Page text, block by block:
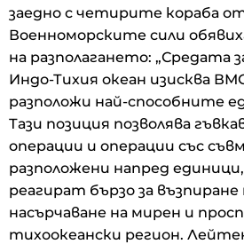
заедно с четирите кораба от
Военноморските сили
на разполагането: „Средата
Индо-Тихия океан изисква
разположи най-способните
Тази позиция позволява
операции и операции със
разположени напред
реагират бързо за възпиране
насърчаване на мирен и
тихоокеански регион.